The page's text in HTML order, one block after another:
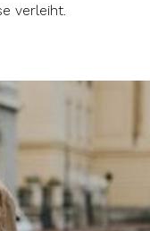
verleiht.